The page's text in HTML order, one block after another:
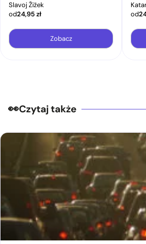
Slavoj Žižek
od24,95zł
Zobacz
od
Czytaj także